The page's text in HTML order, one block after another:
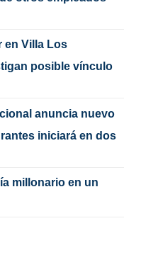
en Villa Los
posible vínculo
anuncia nuevo
iniciará en dos
millonario en un